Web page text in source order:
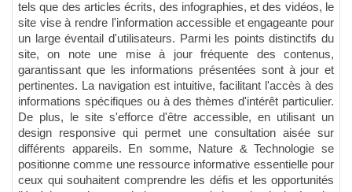
tels que des articles écrits, des infographies, et des vidéos, le
site vise à rendre l'information accessible et engageante pour
un large éventail d'utilisateurs. Parmi les points distinctifs du
site, on note une mise à jour fréquente des contenus,
garantissant que les informations présentées sont à jour et
pertinentes. La navigation est intuitive, facilitant l'accès à des
informations spécifiques ou à des thèmes d'intérêt particulier.
De plus, le site s'efforce d'être accessible, en utilisant un
design responsive qui permet une consultation aisée sur
différents appareils. En somme, Nature & Technologie se
positionne comme une ressource informative essentielle pour
ceux qui souhaitent comprendre les défis et les opportunités